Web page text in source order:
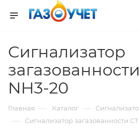
Сигнализатор
NH3-20
Главная — Каталог —
— Сигнализатор загазованности